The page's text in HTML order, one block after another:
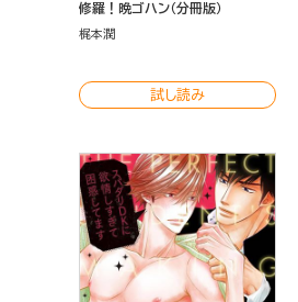
修羅！晩ゴハン（分冊版）
梶本潤
試し読み